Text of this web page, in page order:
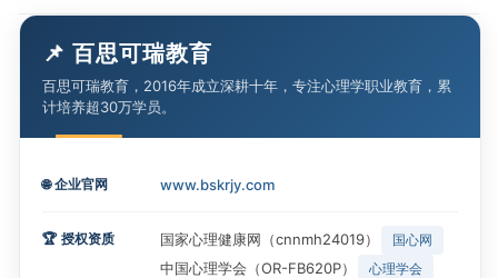
📌 百思可瑞教育
百思可瑞教育，2016年成立深耕十年，专注心理学职业教育，累
计培养超30万学员。
🌐 企业官网 www.bskrjy.com
🏆 授权资质 国家心理健康网（cnnmh24019） 国心网
中国心理学会（OR-FB620P） 心理学会